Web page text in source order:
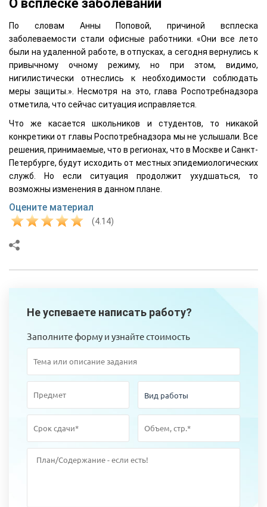
О всплеске заболеваний
По словам Анны Поповой, причиной всплеска
заболеваемости стали офисные работники. «Они все лето
были на удаленной работе, в отпусках, а сегодня вернулись к
привычному очному режиму, но при этом, видимо,
нигилистически отнеслись к необходимости соблюдать
меры защиты.». Несмотря на это, глава Роспотребнадзора
отметила, что сейчас ситуация исправляется.
Что же касается школьников и студентов, то никакой
конкретики от главы Роспотребнадзора мы не услышали. Все
решения, принимаемые, что в регионах, что в Москве и Санкт-
Петербурге, будут исходить от местных эпидемиологических
служб. Но если ситуация продолжит ухудшаться, то
возможны изменения в данном плане.
Оцените материал
(4.14)
Не успеваете написать работу?
Заполните форму и узнайте стоимость